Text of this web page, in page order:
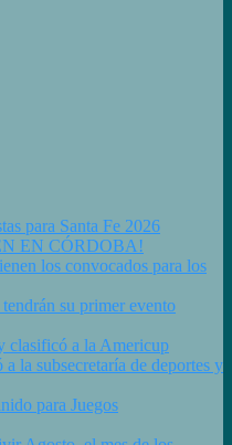
para Santa Fe 2026
EN CÓRDOBA!
los convocados para los
su primer evento
clasificó a la Americup
la subsecretaría de deportes y
para Juegos